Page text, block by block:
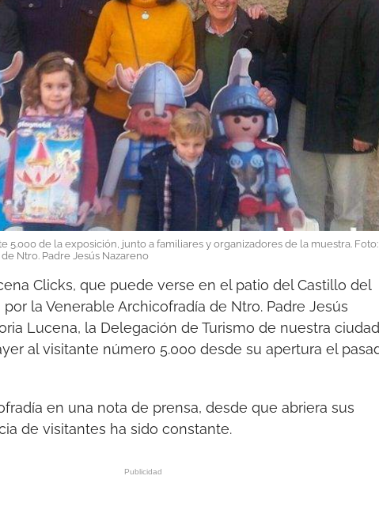
5.000 de la exposición, junto a familiares y organizadores de la muestra. Foto:
Ntro. Padre Jesús Nazareno
Clicks, que puede verse en el patio del Castillo del
la Venerable Archicofradía de Ntro. Padre Jesús
Lucena, la Delegación de Turismo de nuestra
al visitante número 5.000 desde su apertura el
en una nota de prensa, desde que abriera sus
de visitantes ha sido constante.